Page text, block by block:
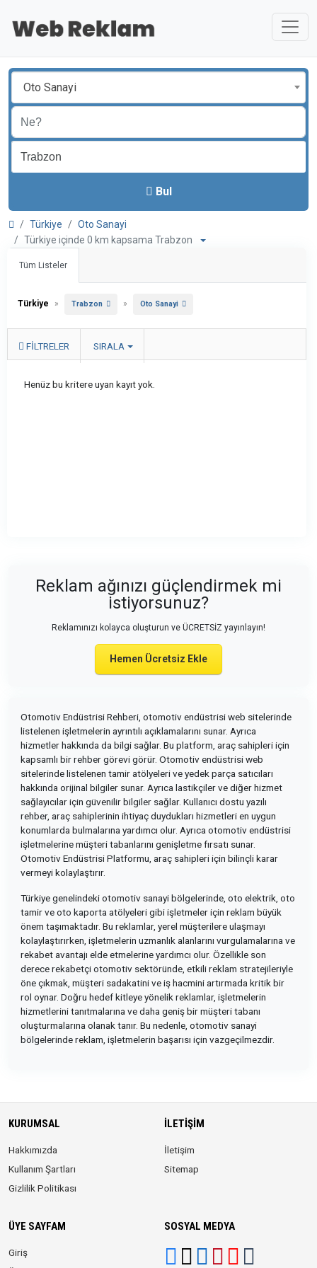
Oto Sanayi
Bul
Türkiye
Oto Sanayi
Türkiye içinde 0 km kapsama Trabzon
Tüm Listeler
Türkiye » Trabzon » Oto Sanayi
FILTRELER SIRALA
Henüz bu kritere uyan kayıt yok.
Reklam ağınızı güçlendirmek mi
istiyorsunuz?
Reklamınızı kolayca oluşturun ve ÜCRETSİZ yayınlayın!
Hemen Ücretsiz Ekle
Otomotiv Endüstrisi Rehberi, otomotiv endüstrisi web sitelerinde
listelenen işletmelerin ayrıntılı açıklamalarını sunar. Ayrıca
hizmetler hakkında da bilgi sağlar. Bu platform, araç sahipleri için
kapsamlı bir rehber görevi görür. Otomotiv endüstrisi web
sitelerinde listelenen tamir atölyeleri ve yedek parça satıcıları
hakkında orijinal bilgiler sunar. Ayrıca lastikçiler ve diğer hizmet
sağlayıcılar için güvenilir bilgiler sağlar. Kullanıcı dostu yazılı
rehber, araç sahiplerinin ihtiyaç duydukları hizmetleri en uygun
konumlarda bulmalarına yardımcı olur. Ayrıca otomotiv endüstrisi
işletmelerine müşteri tabanlarını genişletme fırsatı sunar.
Otomotiv Endüstrisi Platformu, araç sahipleri için bilinçli karar
vermeyi kolaylaştırır.
Türkiye genelindeki otomotiv sanayi bölgelerinde, oto elektrik, oto
tamir ve oto kaporta atölyeleri gibi işletmeler için reklam büyük
önem taşımaktadır. Bu reklamlar, yerel müşterilere ulaşmayı
kolaylaştırırken, işletmelerin uzmanlık alanlarını vurgulamalarına ve
rekabet avantajı elde etmelerine yardımcı olur. Özellikle son
derece rekabetçi otomotiv sektöründe, etkili reklam stratejileriyle
öne çıkmak, müşteri sadakatini ve iş hacmini artırmada kritik bir
rol oynar. Doğru hedef kitleye yönelik reklamlar, işletmelerin
hizmetlerini tanıtmalarına ve daha geniş bir müşteri tabanı
oluşturmalarına olanak tanır. Bu nedenle, otomotiv sanayi
bölgelerinde reklam, işletmelerin başarısı için vazgeçilmezdir.
KURUMSAL
Hakkımızda
Kullanım Şartları
Gizlilik Politikası
İLETIŞIM
İletişim
Sitemap
ÜYE SAYFAM
Giriş
SOSYAL MEDYA